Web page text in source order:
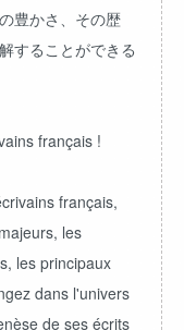
豊かさ、その歴
することができる
français !
français,
les
les principaux
dans l'univers
de ses écrits